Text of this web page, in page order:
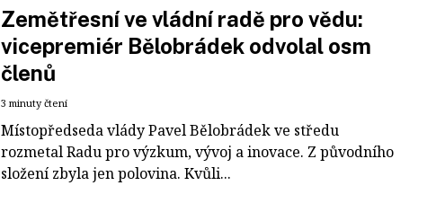
Zemětřesní ve vládní radě pro vědu:
vicepremiér Bělobrádek odvolal osm
členů
3 minuty čtení
Místopředseda vlády Pavel Bělobrádek ve středu
rozmetal Radu pro výzkum, vývoj a inovace. Z původního
složení zbyla jen polovina. Kvůli...